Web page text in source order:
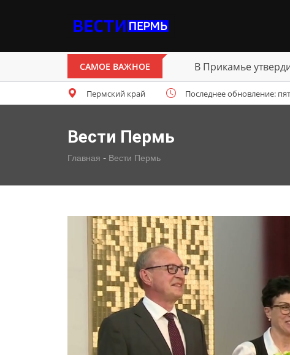
САМОЕ ВАЖНОЕ В Перми открыт
Пермский край Последнее обновление:
Вести Пермь
Главная - Вести Пермь